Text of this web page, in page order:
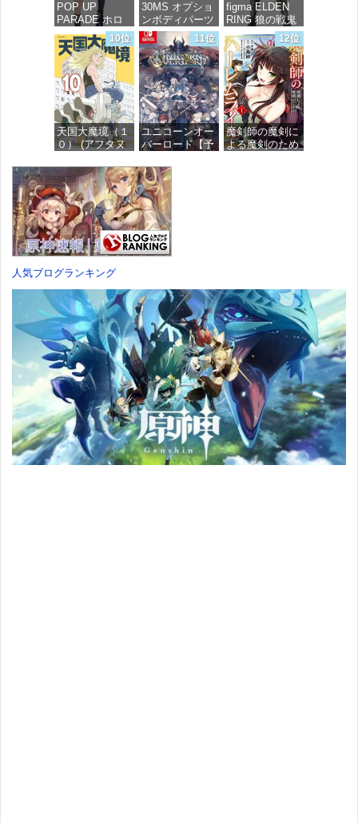
POP UP
PARADE ホロ
ライブプロダク
ション 獅白ぼ
たん ノンスケ
ール プラスチ
ック製 塗装済
み完成品フィギ
ュア
価格：¥4,676
30MS オプショ
ンボディパーツ
アームパーツ&
レッグパーツ
[カラーC] 色分
け済みプラモデ
ル
価格：¥1,949
figma ELDEN
RING 狼の戦鬼
ノンスケール
プラスチック製
塗装済み可動フ
ィギュア
価格：¥13,115
10位
天国大魔境（１
０） (アフタヌ
ス)
価格：¥759
11位
ユニコーンオー
バーロード【予
DLC「アトラス
×ヴァニラウェ
ア 紋章セッ
ト」 同梱 -
Switch
価格：¥7,182
12位
魔剣師の魔剣に
よる魔剣のため
人気ブログランキング